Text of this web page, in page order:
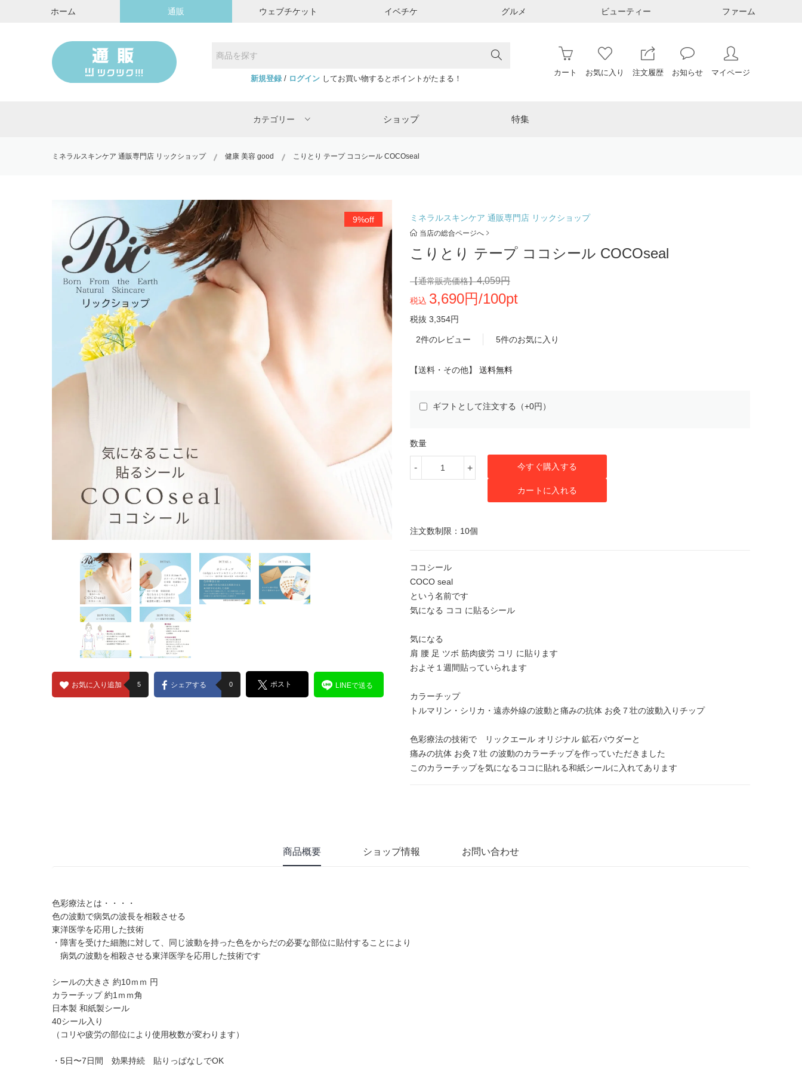
ホーム 通販 ウェブチケット イベチケ グルメ ビューティー ファーム
新規登録/ ログインしてお買い物するとポイントがたまる！
カート お気に入り 注文履歴 お知らせ マイページ
カテゴリー ショップ 特集
ミネラルスキンケア 通販専門店 リックショップ 健康 美容 good こりとり テープ ココシール COCOseal
9%off
お気に入り追加 5 シェアする 0 ポスト LINEで送る
ミネラルスキンケア 通販専門店 リックショップ
当店の総合ページへ
こりとり テープ ココシール COCOseal
【通常販売価格】4,059円
税込 3,690円/100pt
税抜 3,354円
2件のレビュー 5件のお気に入り
【送料・その他】 送料無料
ギフトとして注文する（+0円）
数量
- + 今すぐ購入する
カートに入れる
注文数制限：10個
ココシール
COCO seal
という名前です
気になる ココ に貼るシール
気になる
肩 腰 足 ツボ 筋肉疲労 コリ に貼ります
およそ１週間貼っていられます
カラーチップ
トルマリン・シリカ・遠赤外線の波動と痛みの抗体 お灸７壮の波動入りチップ
色彩療法の技術で リックエール オリジナル 鉱石パウダーと
痛みの抗体 お灸７壮 の波動のカラーチップを作っていただきました
このカラーチップを気になるココに貼れる和紙シールに入れてあります
商品概要 ショップ情報 お問い合わせ
色彩療法とは・・・・
色の波動で病気の波長を相殺させる
東洋医学を応用した技術
・障害を受けた細胞に対して、同じ波動を持った色をからだの必要な部位に貼付することにより
病気の波動を相殺させる東洋医学を応用した技術です
シールの大きさ 約10ｍｍ 円
カラーチップ 約1ｍｍ角
日本製 和紙製シール
40シール入り
（コリや疲労の部位により使用枚数が変わります）
・5日〜7日間 効果持続 貼りっぱなしでOK